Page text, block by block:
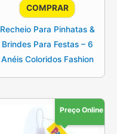
COMPRAR
Recheio Para Pinhatas &
Brindes Para Festas – 6
Anéis Coloridos Fashion
Preço Online